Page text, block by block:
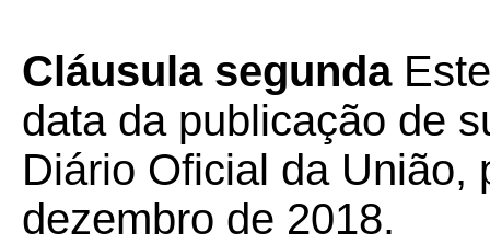
Cláusula segunda
data da publicação de
Diário Oficial da União,
dezembro de 2018.